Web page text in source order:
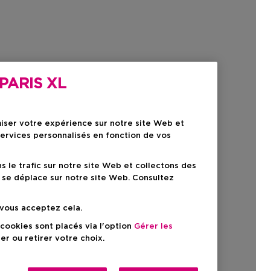
XL
votre expérience sur notre site Web et
personnalisés en fonction de vos
le trafic sur notre site Web et collectons des
déplace sur notre site Web. Consultez
acceptez cela.
sont placés via l'option Gérer les
ou retirer votre choix.